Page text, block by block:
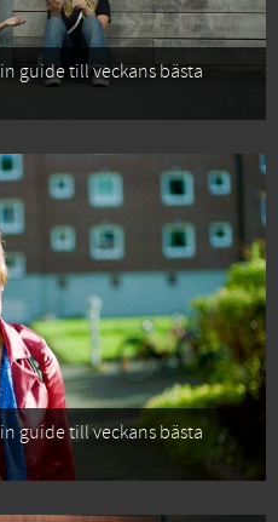
guide till veckans bästa
guide till veckans bästa